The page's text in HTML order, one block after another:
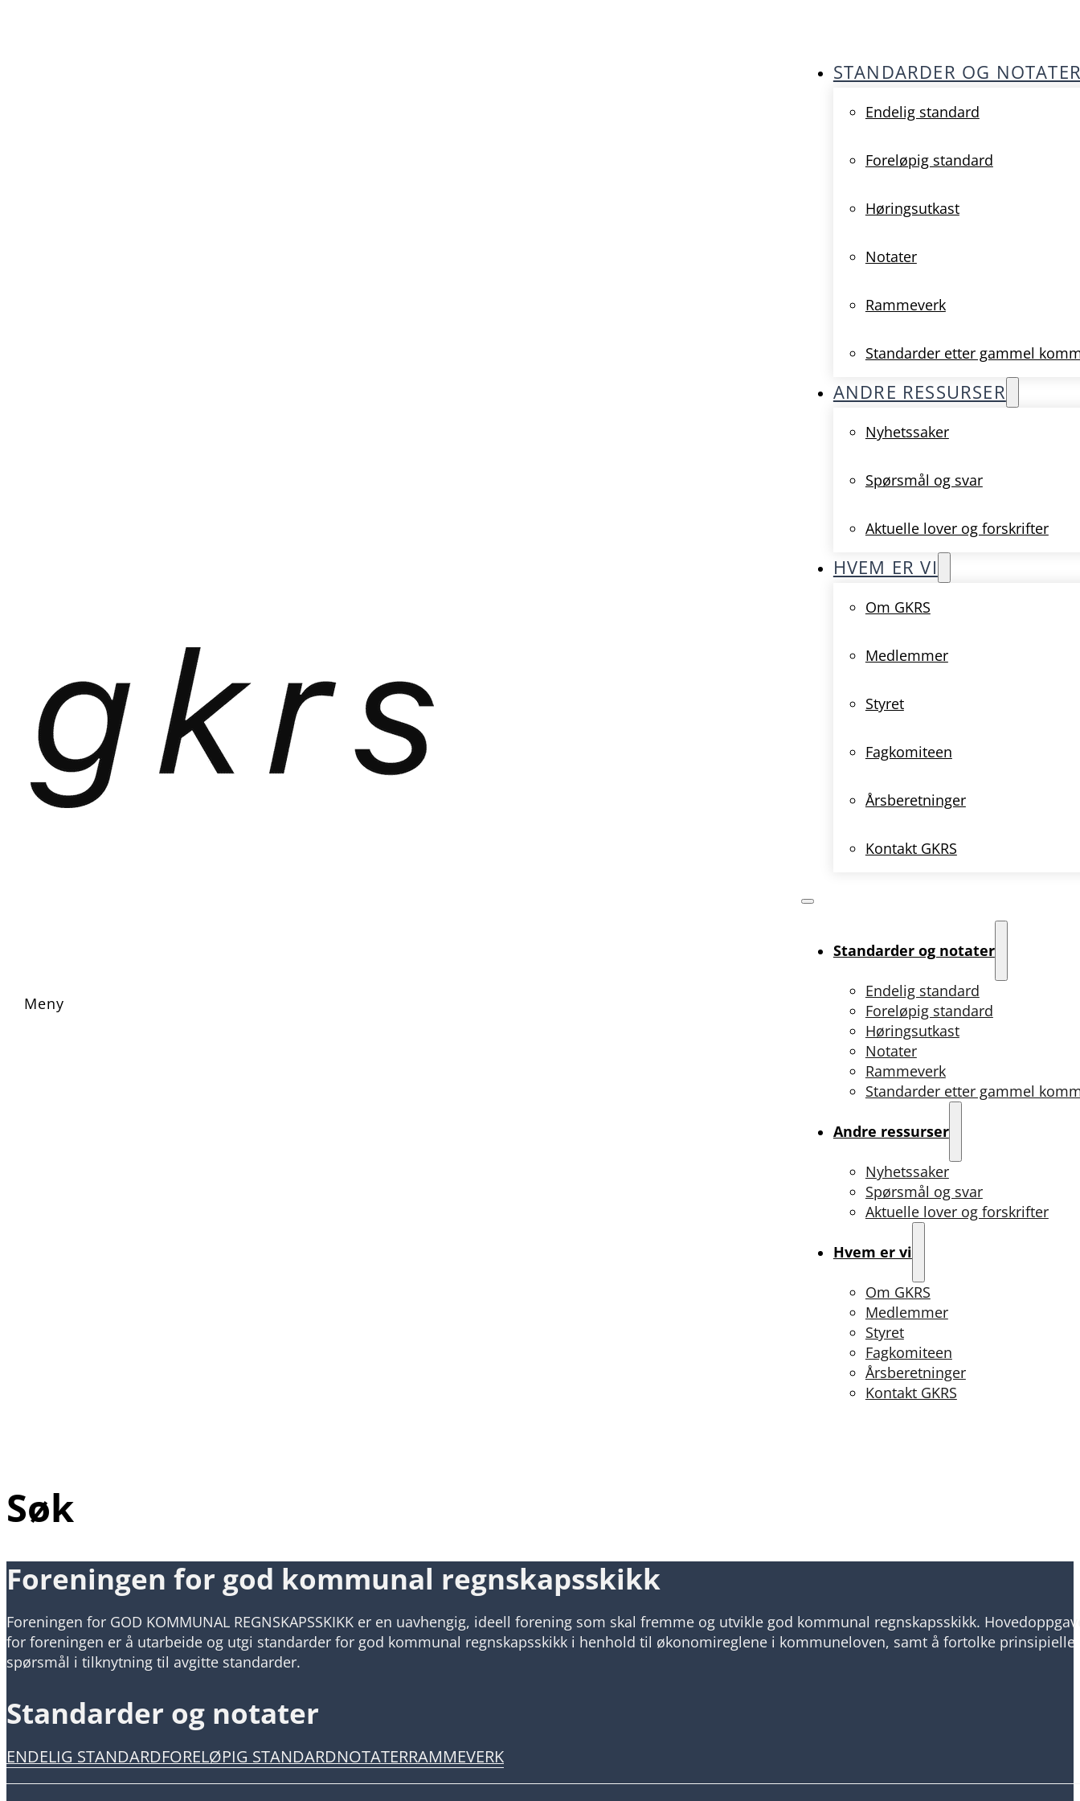
STANDARDER OG
Endelig standard
Foreløpig standard
Høringsutkast
Notater
Rammeverk
Standarder etter gammel
ANDRE RESSURSER
Nyhetssaker
Spørsmål og svar
Aktuelle lover og forskrifter
HVEM ER VI
Om GKRS
Medlemmer
Styret
Fagkomiteen
Årsberetninger
Kontakt GKRS
Standarder og notater
Endelig standard
Foreløpig standard
Høringsutkast
Notater
Rammeverk
Standarder etter gammel
Andre ressurser
Nyhetssaker
Spørsmål og svar
Aktuelle lover og forskrifter
Hvem er vi
Om GKRS
Medlemmer
Styret
Fagkomiteen
Årsberetninger
Kontakt GKRS
Søk
Foreningen for god kommunal regnskapsskikk
Foreningen for GOD KOMMUNAL REGNSKAPSSKIKK er en uavhengig, ideell forening som skal fremme og utvikle god kommunal regnskapsskikk.
for foreningen er å utarbeide og utgi standarder for god kommunal regnskapsskikk i henhold til økonomireglene i kommuneloven, samt å fortolke prinsipielle
spørsmål i tilknytning til avgitte standarder.
Standarder og notater
ENDELIG STANDARDFORELØPIG STANDARDNOTATERRAMMEVERK